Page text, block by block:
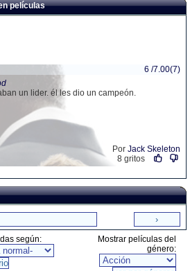
películas
6 /7.00(7)
un lider. él les dio un campeón.
Por Jack Skeleton
8 gritos
según:
Mostrar películas del
género: